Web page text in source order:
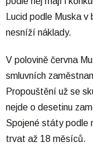
Lucid podle Muska
nesníží náklady.
V polovině června
smluvních
Propouštění už se
nejde o desetinu
Spojené státy podle
trvat až 18 měsíců.